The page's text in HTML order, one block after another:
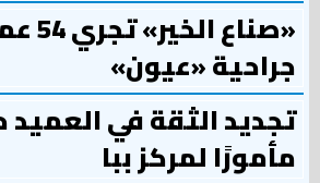
«صناع
جراحية «عيون»
تجديد الثقة في
مأمورًا لمركز ببا